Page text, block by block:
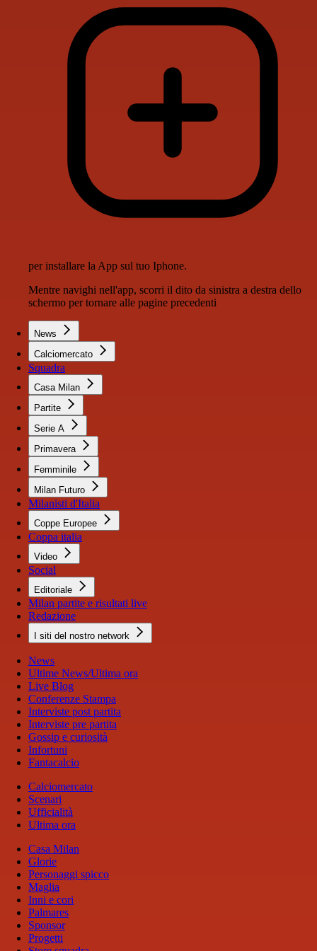
per installare la App sul tuo Iphone.
Mentre navighi nell'app, scorri il dito da sinistra a destra dello
schermo per tornare alle pagine precedenti
News
Calciomercato
Squadra
Casa Milan
Partite
Serie A
Primavera
Femminile
Milan Futuro
Milanisti d'Italia
Coppe Europee
Coppa italia
Video
Social
Editoriale
Milan partite e risultati live
Redazione
I siti del nostro network
News
Ultime News/Ultima ora
Live Blog
Conferenze Stampa
Interviste post partita
Interviste pre partita
Gossip e curiosità
Infortuni
Fantacalcio
Calciomercato
Scenari
Ufficialità
Ultima ora
Casa Milan
Glorie
Personaggi spicco
Maglia
Inni e cori
Palmares
Sponsor
Progetti